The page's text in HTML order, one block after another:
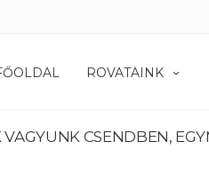
ROVATAINK
CSENDBEN,